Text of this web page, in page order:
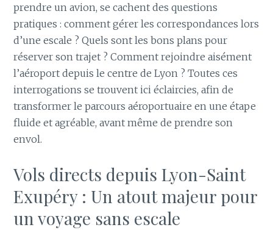
prendre un avion, se cachent des questions
pratiques : comment gérer les correspondances lors
d’une escale ? Quels sont les bons plans pour
réserver son trajet ? Comment rejoindre aisément
l’aéroport depuis le centre de Lyon ? Toutes ces
interrogations se trouvent ici éclaircies, afin de
transformer le parcours aéroportuaire en une étape
fluide et agréable, avant même de prendre son
envol.
Vols directs depuis Lyon-Saint
Exupéry : Un atout majeur pour
un voyage sans escale